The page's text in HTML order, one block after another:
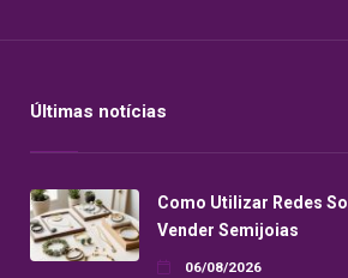
Últimas notícias
Como Utilizar Redes
Vender Semijoias
06/08/2026